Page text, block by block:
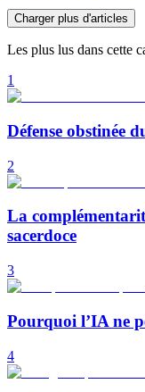
Charger plus d'articles
Les plus lus dans cette
1
Défense obstinée
2
La
sacerdoce
3
Pourquoi l’IA ne
4